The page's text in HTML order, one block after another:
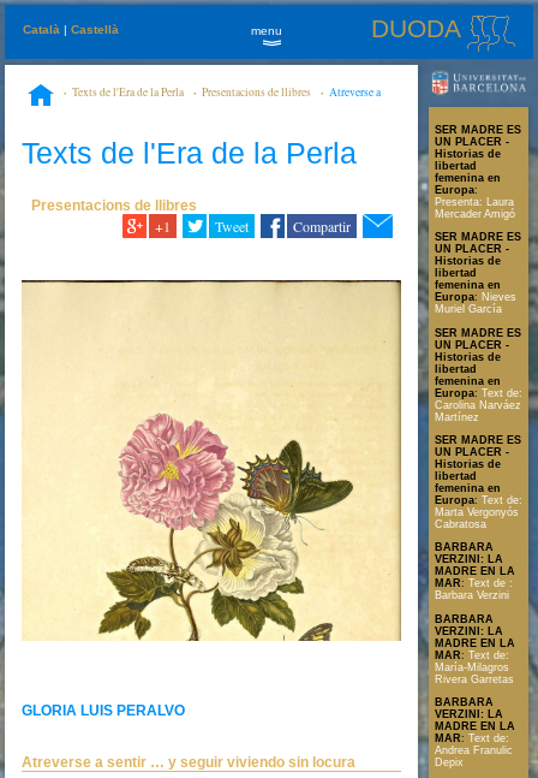
Català |Castellà DUODA
menu
»
Texts de l'Era de la Perla Presentacions de llibres
Atreverse a
Texts de l'Era de la Perla
Presentacions de llibres
+1 Tweet Compartir
GLORIA LUIS PERALVO
Atreverse a sentir … y seguir viviendo sin locura
SER MADRE ES
UN PLACER -
Historias de
libertad
femenina en
Europa:
Presenta: Laura
Mercader Amigó
SER MADRE ES
UN PLACER -
Historias de
libertad
femenina en
Europa: Nieves
Muriel García
SER MADRE ES
UN PLACER -
Historias de
libertad
femenina en
Europa: Text de:
Carolina Narváez
Martínez
SER MADRE ES
UN PLACER -
Historias de
libertad
femenina en
Europa: Text de:
Marta Vergonyós
Cabratosa
BARBARA
VERZINI: LA
MADRE EN LA
MAR: Text de :
Barbara Verzini
BARBARA
VERZINI: LA
MADRE EN LA
MAR: Text de:
María-Milagros
Rivera Garretas
BARBARA
VERZINI: LA
MADRE EN LA
MAR: Text de:
Andrea Franulic
Depix